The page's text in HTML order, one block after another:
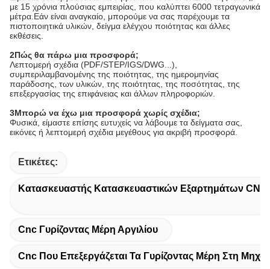
με 15 χρόνια πλούσιας εμπειρίας, που καλύπτει 6000 τετραγωνικά
μέτρα.Εάν είναι αναγκαίο, μπορούμε να σας παρέχουμε τα
πιστοποιητικά υλικών, δείγμα ελέγχου ποιότητας και άλλες
εκθέσεις.
2Πώς θα πάρω μια προσφορά;
Λεπτομερή σχέδια (PDF/STEP/IGS/DWG...),
συμπεριλαμβανομένης της ποιότητας, της ημερομηνίας
παράδοσης, των υλικών, της ποιότητας, της ποσότητας, της
επεξεργασίας της επιφάνειας και άλλων πληροφοριών.
3Μπορώ να έχω μια προσφορά χωρίς σχέδια;
Φυσικά, είμαστε επίσης ευτυχείς να λάβουμε τα δείγματα σας,
εικόνες ή λεπτομερή σχέδια μεγέθους για ακριβή προσφορά.
Ετικέτες:
Κατασκευαστής Κατασκευαστικών Εξαρτημάτων CNC
Cnc Γυρίζοντας Μέρη Αργιλίου
Cnc Που Επεξεργάζεται Τα Γυρίζοντας Μέρη Στη